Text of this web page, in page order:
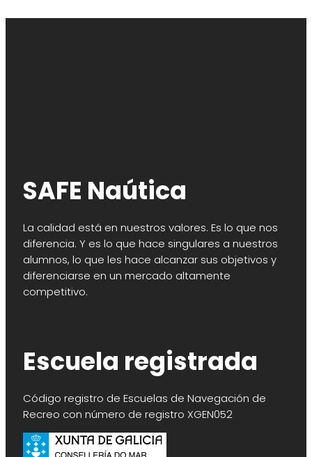
SAFE Naútica
La calidad está en nuestros valores. Es lo que nos
diferencia. Y es lo que hace singulares a nuestros
alumnos, lo que les hace alcanzar sus objetivos y
diferenciarse en un mercado altamente
competitivo.
Escuela registrada
Código registro de Escuelas de Navegación de
Recreo con número de registro XGEN052